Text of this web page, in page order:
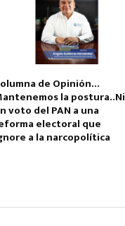
de Opinión…
la postura..Ni
voto del PAN a una
electoral que
a la narcopolítica